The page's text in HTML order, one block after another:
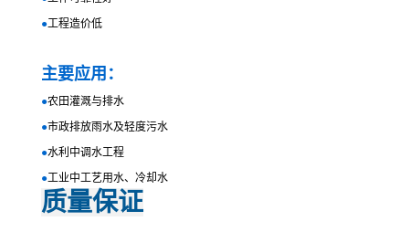
●工程造价低
主要应用：
●农田灌溉与排水
●市政排放雨水及轻度污水
●水利中调水工程
●工业中工艺用水、冷却水
质量保证